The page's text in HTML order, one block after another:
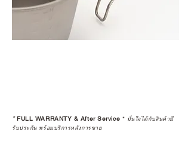
*FULL WARRANTY & After Service * มั่นใจได้กับสินค้ามี
รับประกัน พร้อมบริการหลังการขาย